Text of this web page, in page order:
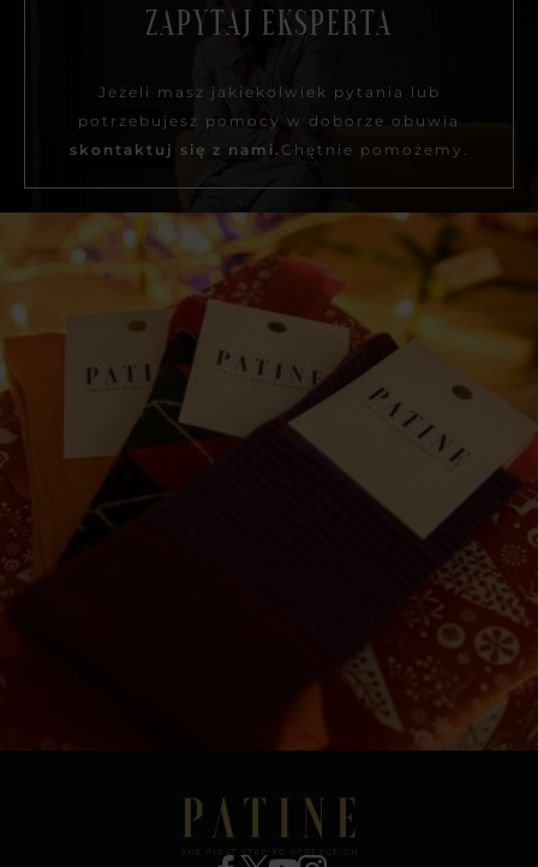
ZAPYTAJ EKSPERTA
Jeżeli masz jakiekolwiek pytania lub
potrzebujesz pomocy w doborze obuwia
skontaktuj się z nami. Chętnie pomożemy.